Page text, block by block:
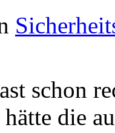
schon
die